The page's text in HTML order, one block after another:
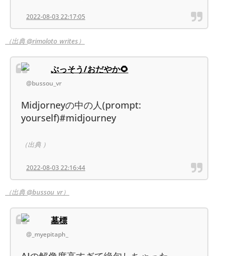
2022-08-03 22:17:05
（出典 @rimoloto_writes）
ぶっそう/おだやか🌻
@bussou_vr
Midjorneyの中の人(prompt:
yourself)#midjourney
（出典 ）
2022-08-03 22:16:44
（出典 @bussou_vr）
墓標
@_myepitaph_